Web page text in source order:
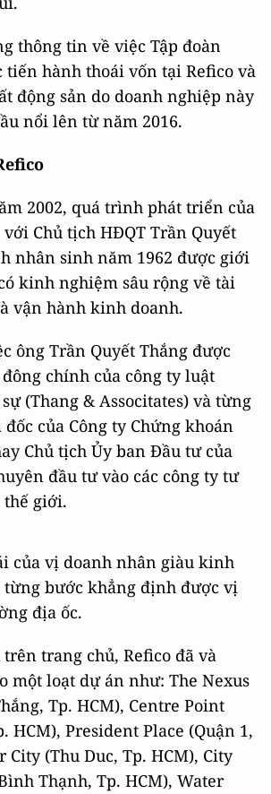
thông tin về việc Tập đoàn
tiến hành thoái vốn tại Refico và
động sản do doanh nghiệp này
nổi lên từ năm 2016.
2002, quá trình phát triển của
Chủ tịch HĐQT Trần Quyết
nhân sinh năm 1962 được giới
kinh nghiệm sâu rộng về tài
vận hành kinh doanh.
ông Trần Quyết Thắng được
chính của công ty luật
(Thang & Associtates) và từng
của Công ty Chứng khoán
Chủ tịch Ủy ban Đầu tư của
đầu tư vào các công ty tư
giới.
của vị doanh nhân giàu kinh
từng bước khẳng định được vị
địa ốc.
trang chủ, Refico đã và
một loạt dự án như: The Nexus
Tp. HCM), Centre Point
HCM), President Place (Quận 1,
City (Thu Duc, Tp. HCM), City
Thạnh, Tp. HCM), Water